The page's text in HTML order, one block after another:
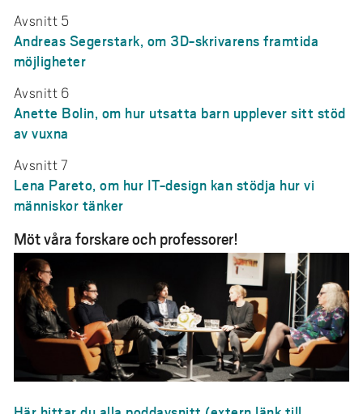
Avsnitt 5
Andreas Segerstark, om 3D-skrivarens framtida
möjligheter
Avsnitt 6
Anette Bolin, om hur utsatta barn upplever sitt stöd
av vuxna
Avsnitt 7
Lena Pareto, om hur IT-design kan stödja hur vi
människor tänker
Möt våra forskare och professorer!